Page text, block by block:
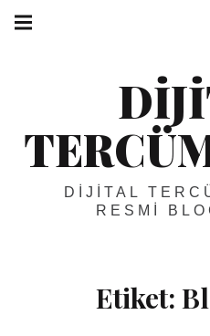
Skip
DIJITAL
RESMI
navigation
Etiket: